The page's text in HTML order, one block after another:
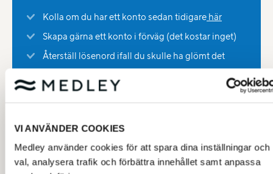
VI ANVÄNDER COOKIES
Medley använder cookies för att spara dina inställningar och
val, analysera trafik och förbättra innehållet samt anpassa
Kolla om du har ett konto sedan tidigarehär
Skapa gärna ett konto i förväg (det kostar inget)
Återställ lösenord ifall du skulle ha glömt det
om du inte lyckas logga in
efter att ha följt stegen ovan
Boka och läs mer om våra olika
simskolor för ungdomar 10 år - 16